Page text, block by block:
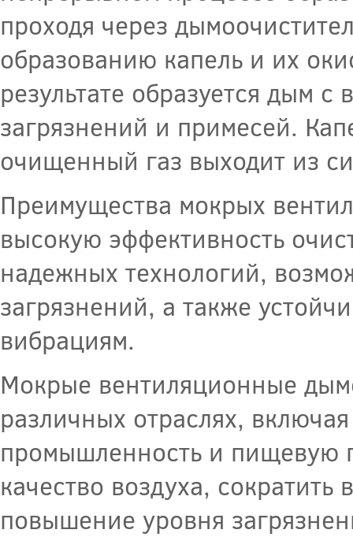
проходя через
образованию капель и их
результате образуется дым
загрязнений и примесей.
очищенный газ выходит из
Преимущества мокрых
высокую эффективность
надежных технологий,
загрязнений, а также
вибрациям.
Мокрые вентиляционные
различных отраслях,
промышленность и пищевую
качество воздуха,
повышение уровня